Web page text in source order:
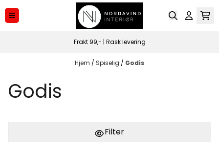
Hopp til innhold
Frakt 99,- | Rask levering
Hjem / Spiselig / Godis
Godis
Filter